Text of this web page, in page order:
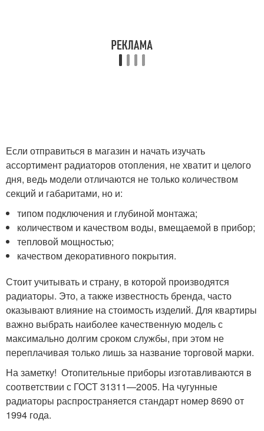
Если отправиться в магазин и начать изучать
ассортимент радиаторов отопления, не хватит и целого
дня, ведь модели отличаются не только количеством
секций и габаритами, но и:
типом подключения и глубиной монтажа;
количеством и качеством воды, вмещаемой в прибор;
тепловой мощностью;
качеством декоративного покрытия.
Стоит учитывать и страну, в которой производятся
радиаторы. Это, а также известность бренда, часто
оказывают влияние на стоимость изделий. Для квартиры
важно выбрать наиболее качественную модель с
максимально долгим сроком службы, при этом не
переплачивая только лишь за название торговой марки.
На заметку! Отопительные приборы изготавливаются в
соответствии с ГОСТ 31311—2005. На чугунные
радиаторы распространяется стандарт номер 8690 от
1994 года.